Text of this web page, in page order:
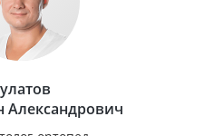
Александрович